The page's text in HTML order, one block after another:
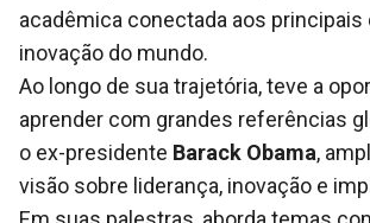
acadêmica conectada aos principais
inovação do mundo.
Ao longo de sua trajetória, teve a
aprender com grandes referências
o ex-presidente Barack Obama,
visão sobre liderança, inovação e